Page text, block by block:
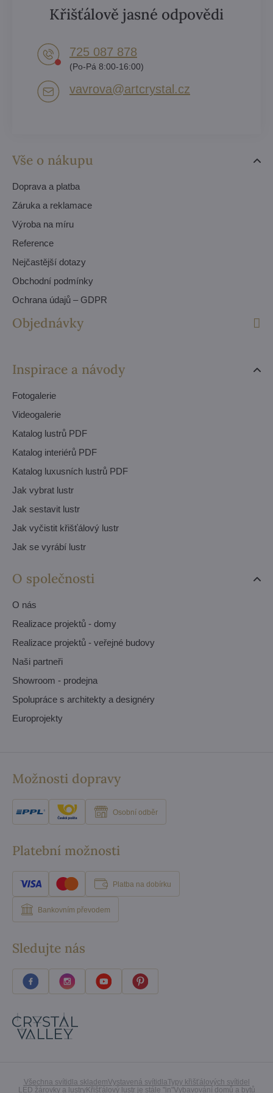
Vše o nákupu
Doprava a platba
Záruka a reklamace
Výroba na míru
Reference
Nejčastější dotazy
Obchodní podmínky
Ochrana údajů – GDPR
Objednávky
Inspirace a návody
Fotogalerie
Videogalerie
Katalog lustrů PDF
Katalog interiérů PDF
Katalog luxusních lustrů PDF
Jak vybrat lustr
Jak sestavit lustr
Jak vyčistit křišťálový lustr
Jak se vyrábí lustr
O společnosti
O nás
Realizace projektů - domy
Realizace projektů - veřejné budovy
Naši partneři
Showroom - prodejna
Spolupráce s architekty a designéry
Europrojekty
Křišťálově jasné odpovědi
725 087 878​
(Po-Pá 8:00-16:00)
vavrova​@artcrystal​.cz
Možnosti dopravy
Osobní odběr
Platební možnosti
Platba na dobírku
Bankovním převodem
Sledujte nás
Všechna svítidla sklademVystavená svítidlaTypy křišťálových svítidel
LED žárovky a lustryKřišťálový lustr je stále "in"Vybavování domů a bytů